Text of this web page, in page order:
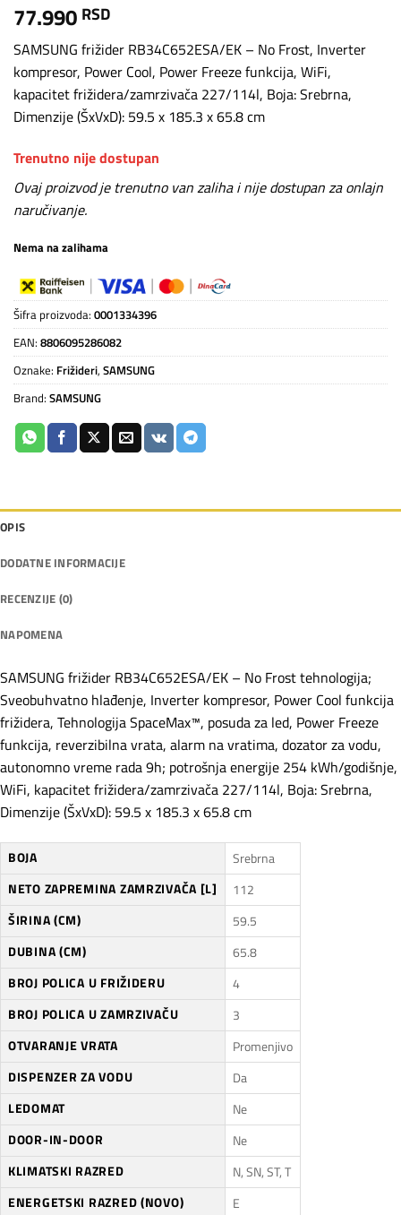
77.990 RSD
SAMSUNG frižider RB34C652ESA/EK – No Frost, Inverter
kompresor, Power Cool, Power Freeze funkcija, WiFi,
kapacitet frižidera/zamrzivača 227/114l, Boja: Srebrna,
Dimenzije (ŠxVxD): 59.5 x 185.3 x 65.8 cm
Trenutno nije dostupan
Ovaj proizvod je trenutno van zaliha i nije dostupan za onlajn
naručivanje.
Nema na zalihama
Šifra proizvoda: 0001334396
EAN: 8806095286082
Oznake: Frižideri, SAMSUNG
Brand: SAMSUNG
OPIS
DODATNE INFORMACIJE
RECENZIJE (0)
NAPOMENA
SAMSUNG frižider RB34C652ESA/EK – No Frost tehnologija;
Sveobuhvatno hlađenje, Inverter kompresor, Power Cool funkcija
frižidera, Tehnologija SpaceMax™, posuda za led, Power Freeze
funkcija, reverzibilna vrata, alarm na vratima, dozator za vodu,
autonomno vreme rada 9h; potrošnja energije 254 kWh/godišnje,
WiFi, kapacitet frižidera/zamrzivača 227/114l, Boja: Srebrna,
Dimenzije (ŠxVxD): 59.5 x 185.3 x 65.8 cm
BOJA
Srebrna
NETO ZAPREMINA ZAMRZIVAČA [L]
112
ŠIRINA (CM)
59.5
DUBINA (CM)
65.8
BROJ POLICA U FRIŽIDERU
4
BROJ POLICA U ZAMRZIVAČU
3
OTVARANJE VRATA
Promenjivo
DISPENZER ZA VODU
Da
LEDOMAT
Ne
DOOR-IN-DOOR
Ne
KLIMATSKI RAZRED
N, SN, ST, T
ENERGETSKI RAZRED (NOVO)
E